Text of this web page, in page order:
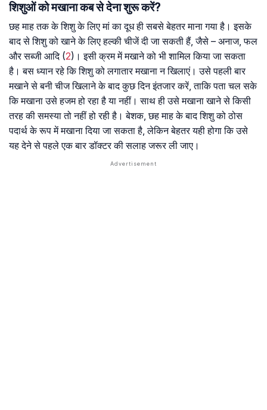
शिशुओं को मखाना कब से देना शुरू करें?
छह माह तक के शिशु के लिए मां का दूध ही सबसे बेहतर माना गया है। इसके
बाद से शिशु को खाने के लिए हल्की चीजें दी जा सकती हैं, जैसे – अनाज, फल
और सब्जी आदि (2)। इसी क्रम में मखाने को भी शामिल किया जा सकता
है। बस ध्यान रहे कि शिशु को लगातार मखाना न खिलाएं। उसे पहली बार
मखाने से बनी चीज खिलाने के बाद कुछ दिन इंतजार करें, ताकि पता चल सके
कि मखाना उसे हजम हो रहा है या नहीं। साथ ही उसे मखाना खाने से किसी
तरह की समस्या तो नहीं हो रही है। बेशक, छह माह के बाद शिशु को ठोस
पदार्थ के रूप में मखाना दिया जा सकता है, लेकिन बेहतर यही होगा कि उसे
यह देने से पहले एक बार डॉक्टर की सलाह जरूर ली जाए।